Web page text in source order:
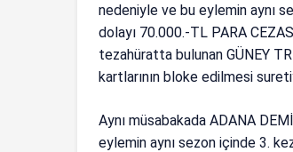
nedeniyle ve bu eylemin aynı
dolayı 70.000.-TL PARA
tezahüratta bulunan GÜNEY
kartlarının bloke edilmesi
Aynı müsabakada ADANA
eylemin aynı sezon içinde 3.